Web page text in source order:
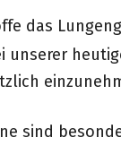
das
unserer
sind